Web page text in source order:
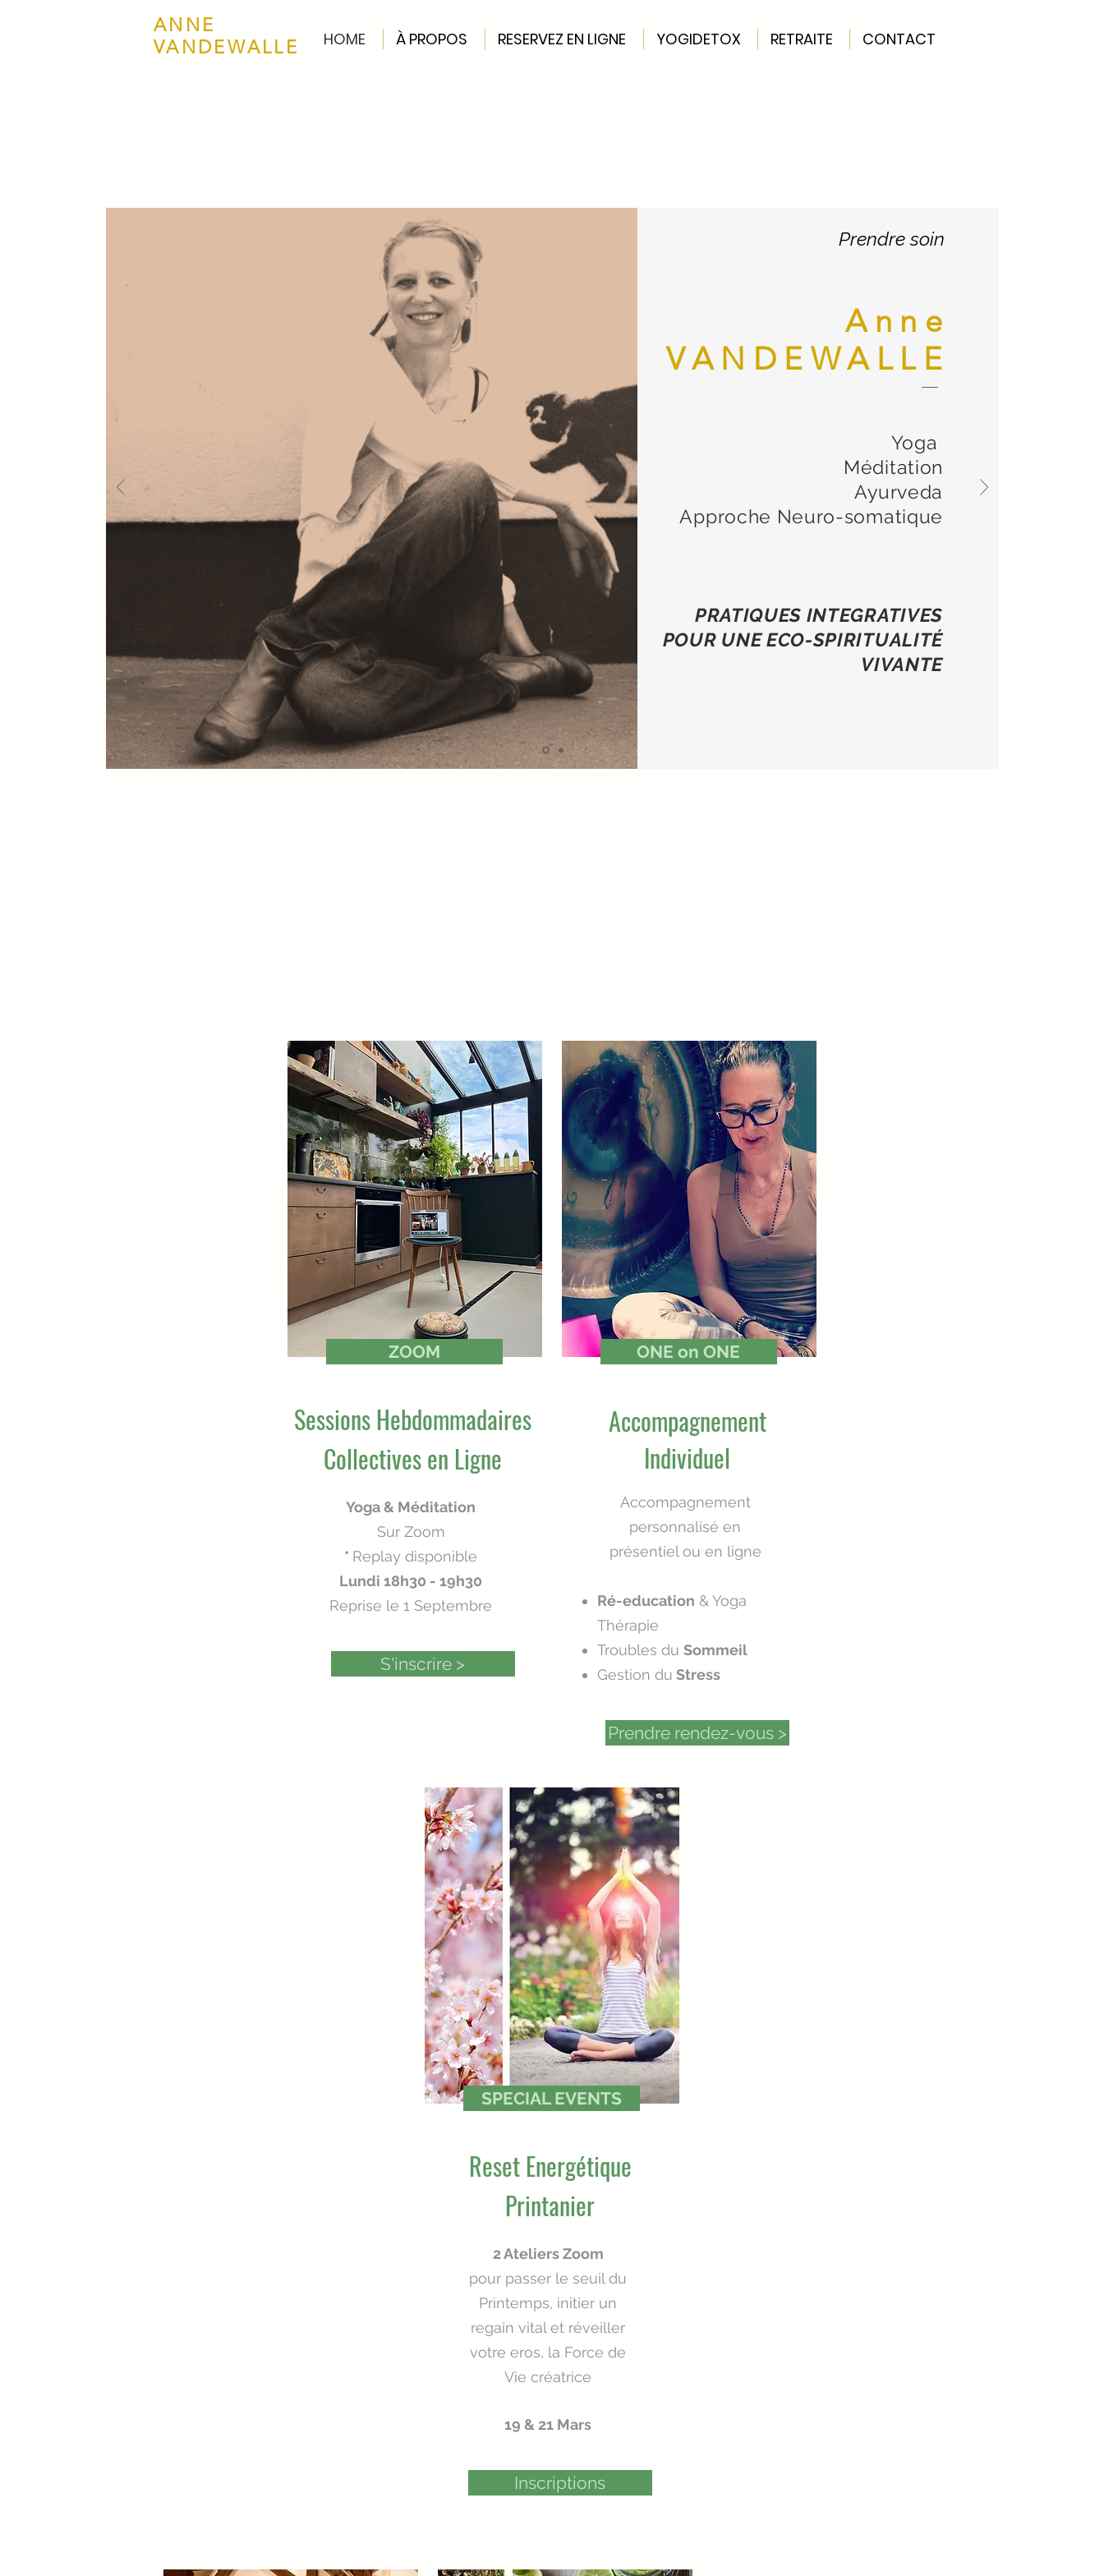
ANNE
VANDEWALLE
HOME À PROPOS RESERVEZ EN LIGNE YOGIDETOX RETRAITE CONTACT
Prendre soin
Anne
VANDEWALLE
Yoga
Méditation
Ayurveda
Approche Neuro-somatique
PRATIQUES INTEGRATIVES
POUR UNE ECO-SPIRITUALITÉ
VIVANTE
ZOOM
Sessions Hebdommadaires
Collectives en Ligne
Yoga & Méditation
Sur Zoom
* Replay disponible
Lundi 18h30 - 19h30
Reprise le 1 Septembre
S'inscrire >
ONE on ONE
Accompagnement
Individuel
Accompagnement
personnalisé en
présentiel ou en ligne
Ré-education & Yoga
Thérapie
Troubles du Sommeil
Gestion du Stress
Prendre rendez-vous >
SPECIAL EVENTS
Reset Energétique
Printanier
2 Ateliers Zoom
pour passer le seuil du
Printemps, initier un
regain vital et réveiller
votre eros, la Force de
Vie créatrice
19 & 21 Mars
Inscriptions